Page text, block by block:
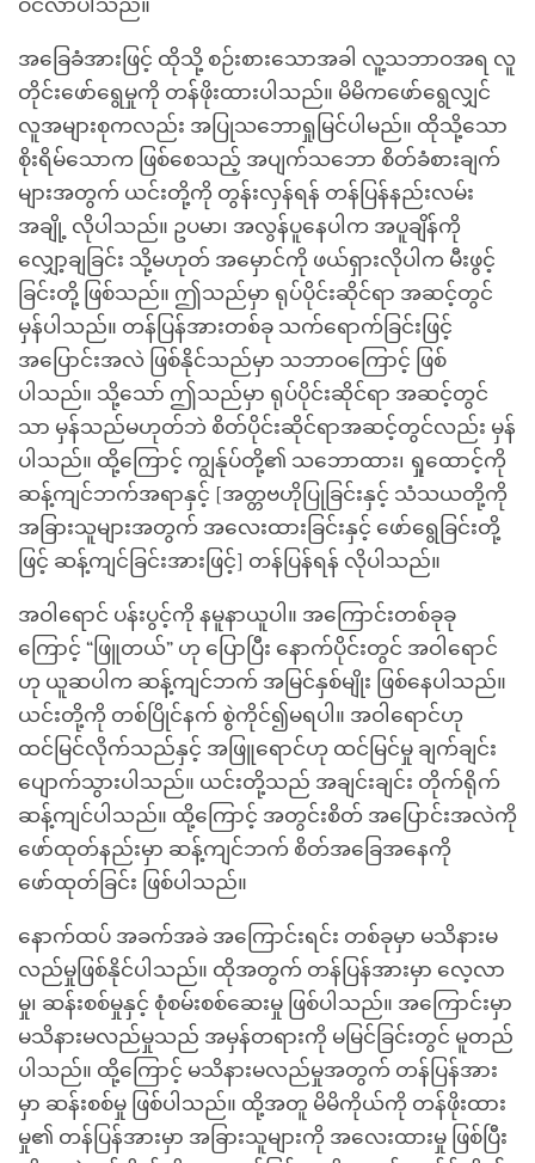
ဝင်လာပါသည်။
အခြေခံအားဖြင့် ထိုသို့ စဉ်းစားသောအခါ လူ့သဘာဝအရ လူ
တိုင်းဖော်ရွေမှုကို တန်ဖိုးထားပါသည်။ မိမိကဖော်ရွေလျှင်
လူအများစုကလည်း အပြုသဘောရှုမြင်ပါမည်။ ထိုသို့သော
စိုးရိမ်သောက ဖြစ်စေသည့် အပျက်သဘော စိတ်ခံစားချက်
များအတွက် ယင်းတို့ကို တွန်းလှန်ရန် တန်ပြန်နည်းလမ်း
အချို့ လိုပါသည်။ ဥပမာ၊ အလွန်ပူနေပါက အပူချိန်ကို
လျှော့ချခြင်း သို့မဟုတ် အမှောင်ကို ဖယ်ရှားလိုပါက မီးဖွင့်
ခြင်းတို့ ဖြစ်သည်။ ဤသည်မှာ ရုပ်ပိုင်းဆိုင်ရာ အဆင့်တွင်
မှန်ပါသည်။ တန်ပြန်အားတစ်ခု သက်ရောက်ခြင်းဖြင့်
အပြောင်းအလဲ ဖြစ်နိုင်သည်မှာ သဘာဝကြောင့် ဖြစ်
ပါသည်။ သို့သော် ဤသည်မှာ ရုပ်ပိုင်းဆိုင်ရာ အဆင့်တွင်
သာ မှန်သည်မဟုတ်ဘဲ စိတ်ပိုင်းဆိုင်ရာအဆင့်တွင်လည်း မှန်
ပါသည်။ ထို့ကြောင့် ကျွန်ုပ်တို့၏ သဘောထား၊ ရှုထောင့်ကို
ဆန့်ကျင်ဘက်အရာနှင့် [အတ္တဗဟိုပြုခြင်းနှင့် သံသယတို့ကို
အခြားသူများအတွက် အလေးထားခြင်းနှင့် ဖော်ရွေခြင်းတို့
ဖြင့် ဆန့်ကျင်ခြင်းအားဖြင့်] တန်ပြန်ရန် လိုပါသည်။
အဝါရောင် ပန်းပွင့်ကို နမူနာယူပါ။ အကြောင်းတစ်ခုခု
ကြောင့် “ဖြူတယ်” ဟု ပြောပြီး နောက်ပိုင်းတွင် အဝါရောင်
ဟု ယူဆပါက ဆန့်ကျင်ဘက် အမြင်နှစ်မျိုး ဖြစ်နေပါသည်။
ယင်းတို့ကို တစ်ပြိုင်နက် စွဲကိုင်၍မရပါ။ အဝါရောင်ဟု
ထင်မြင်လိုက်သည်နှင့် အဖြူရောင်ဟု ထင်မြင်မှု ချက်ချင်း
ပျောက်သွားပါသည်။ ယင်းတို့သည် အချင်းချင်း တိုက်ရိုက်
ဆန့်ကျင်ပါသည်။ ထို့ကြောင့် အတွင်းစိတ် အပြောင်းအလဲကို
ဖော်ထုတ်နည်းမှာ ဆန့်ကျင်ဘက် စိတ်အခြေအနေကို
ဖော်ထုတ်ခြင်း ဖြစ်ပါသည်။
နောက်ထပ် အခက်အခဲ အကြောင်းရင်း တစ်ခုမှာ မသိနားမ
လည်မှုဖြစ်နိုင်ပါသည်။ ထိုအတွက် တန်ပြန်အားမှာ လေ့လာ
မှု၊ ဆန်းစစ်မှုနှင့် စုံစမ်းစစ်ဆေးမှု ဖြစ်ပါသည်။ အကြောင်းမှာ
မသိနားမလည်မှုသည် အမှန်တရားကို မမြင်ခြင်းတွင် မူတည်
ပါသည်။ ထို့ကြောင့် မသိနားမလည်မှုအတွက် တန်ပြန်အား
မှာ ဆန်းစစ်မှု ဖြစ်ပါသည်။ ထို့အတူ မိမိကိုယ်ကို တန်ဖိုးထား
မှု၏ တန်ပြန်အားမှာ အခြားသူများကို အလေးထားမှု ဖြစ်ပြီး